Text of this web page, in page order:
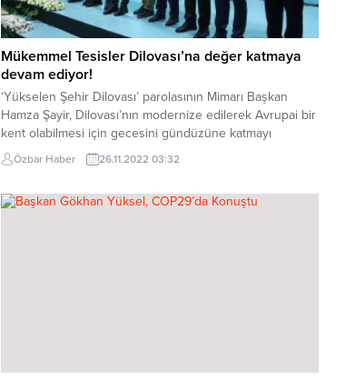
Mükemmel Tesisler Dilovası’na değer katmaya
devam ediyor!
‘Yükselen Şehir Dilovası’ parolasının Mimarı Başkan
Hamza Şayir, Dilovası’nın modernize edilerek Avrupai bir
kent olabilmesi için gecesini gündüzüne katmayı
sürdürüyor. Bugün açılışı yapılan Yarı Olimpik Yüzme
Havuzu, Köy Çocuk yerleşkesi, Seyir Terası ve aynı tesis
aletlerinin de olduğu Çocuk Parkı Dilovası’na bambaşka...
Özbar Haber 26.11.2022 03:32